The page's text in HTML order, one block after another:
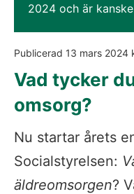
2024 och är
Publicerad 13 mars 2024
Vad tycker
omsorg?
Nu startar årets
Socialstyrelsen:
äldreomsorgen?